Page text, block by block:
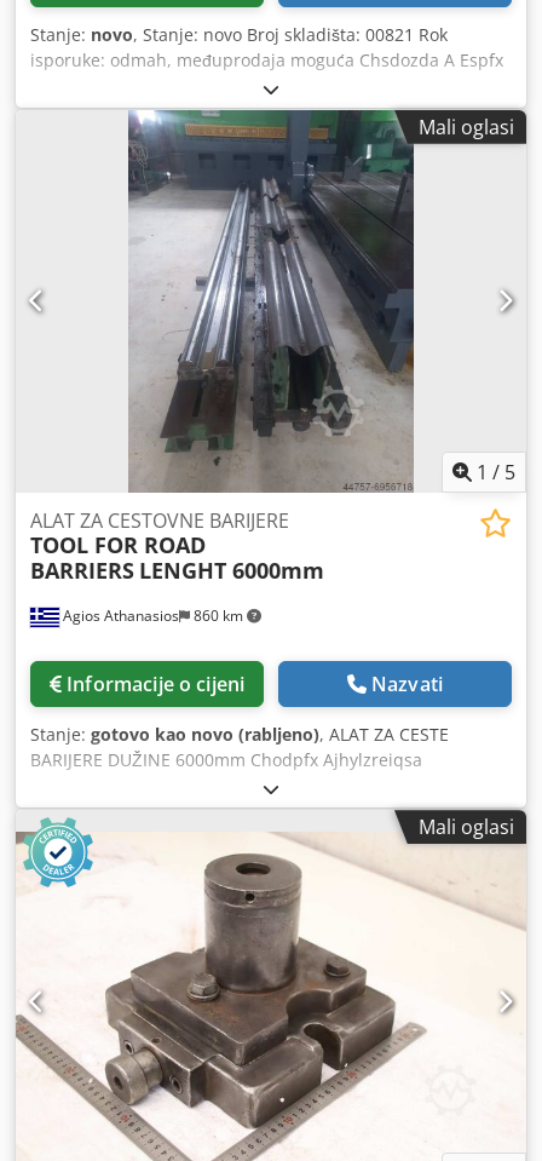
Stanje: novo, Stanje: novo Broj skladišta: 00821 Rok
isporuke: odmah, međuprodaja moguća Chsdozda A Espfx
Aiqoa Cijena: 1.210 € Na skladištu: 1 kom Duljina: 805 mm
88°, R=0,6 mm, H=115 mm, podijeljeno na lijevi kutni dio
100/370/10/15/20/40/50/100/100 mm, desni kutni dio, od
alatnog čelika 42CrMo4, induktivno kaljen na 54-60 HRc,
Mali oglasi
1 / 5
Agios Athanasios 860 km
ALAT ZA CESTOVNE BARIJERE
TOOL FOR ROAD
BARRIERS LENGHT 6000mm
Informacije o cijeni Nazvati
Stanje: gotovo kao novo (rabljeno), ALAT ZA CESTE
BARIJERE DUŽINE 6000mm Chodpfx Ajhylzreiqsa
Mali oglasi